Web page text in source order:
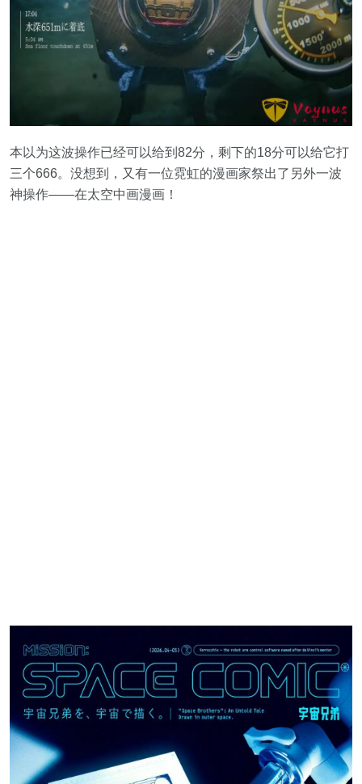
本以为这波操作已经可以给到82分，剩下的18分可以给它打
三个666。没想到，又有一位霓虹的漫画家祭出了另外一波
神操作——在太空中画漫画！